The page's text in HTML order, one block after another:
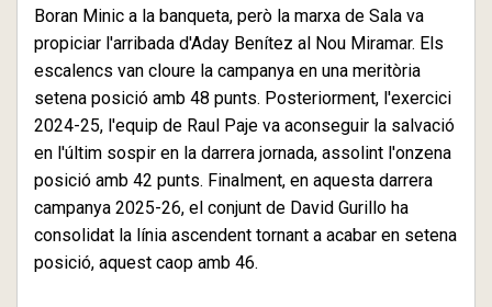
Boran Minic a la banqueta, però la marxa de Sala va
propiciar l'arribada d'Aday Benítez al Nou Miramar. Els
escalencs van cloure la campanya en una meritòria
setena posició amb 48 punts. Posteriorment, l'exercici
2024-25, l'equip de Raul Paje va aconseguir la salvació
en l'últim sospir en la darrera jornada, assolint l'onzena
posició amb 42 punts. Finalment, en aquesta darrera
campanya 2025-26, el conjunt de David Gurillo ha
consolidat la línia ascendent tornant a acabar en setena
posició, aquest caop amb 46.